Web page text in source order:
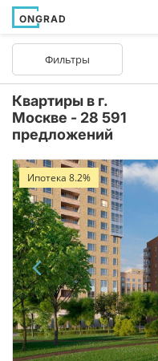
ONGRAD
Фильтры
Квартиры в г.
Москве - 28 591
предложений
Ипотека 8.2%